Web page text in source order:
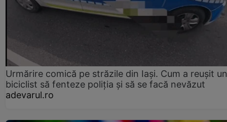
Urmărire comică pe străzile din Iași. Cum a reușit un
biciclist să fenteze poliția și să se facă nevăzut
adevarul.ro